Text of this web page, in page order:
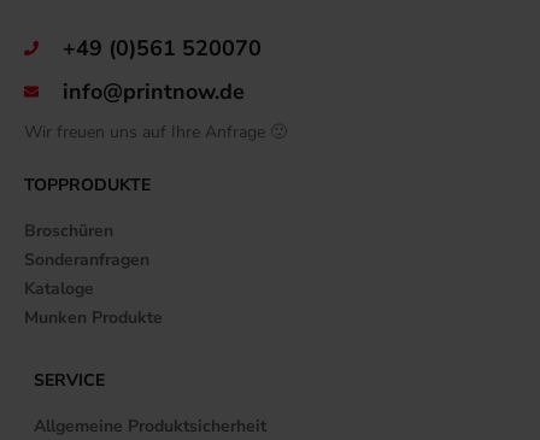
+49 (0)561 520070
info@printnow.de
Wir freuen uns auf Ihre Anfrage 🙂
TOPPRODUKTE
Broschüren
Sonderanfragen
Kataloge
Munken Produkte
SERVICE
Allgemeine Produktsicherheit